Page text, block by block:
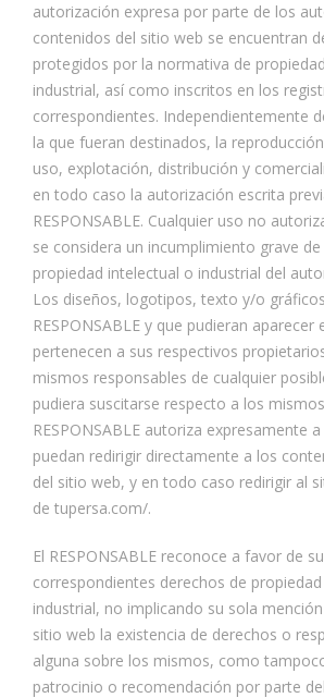
autorización expresa por parte de los
contenidos del sitio web se encuentran
protegidos por la normativa de
industrial, así como inscritos en los
correspondientes. Independientemente
la que fueran destinados, la
uso, explotación, distribución y
en todo caso la autorización escrita
RESPONSABLE. Cualquier uso no
se considera un incumplimiento grave
propiedad intelectual o industrial del
Los diseños, logotipos, texto y/o
RESPONSABLE y que pudieran aparecer
pertenecen a sus respectivos
mismos responsables de cualquier
pudiera suscitarse respecto a los
RESPONSABLE autoriza expresamente
puedan redirigir directamente a los
del sitio web, y en todo caso redirigir al
de tupersa.com/.
El RESPONSABLE reconoce a favor de
correspondientes derechos de
industrial, no implicando su sola
sitio web la existencia de derechos o
alguna sobre los mismos, como
patrocinio o recomendación por parte